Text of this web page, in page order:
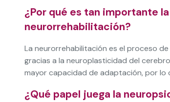
¿Por qué es tan importante la
neurorrehabilitación?
La neurorrehabilitación es el proceso
gracias a la neuroplasticidad del
mayor capacidad de adaptación, por lo
¿Qué papel juega la